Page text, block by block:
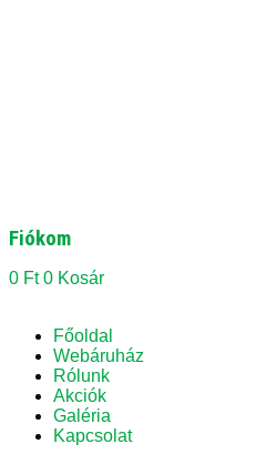
Fiókom
0 Ft 0 Kosár
Főoldal
Webáruház
Rólunk
Akciók
Galéria
Kapcsolat